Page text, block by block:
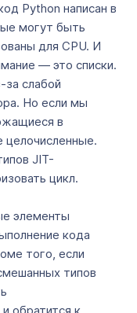
Python написан в
могут быть
для CPU. И
— это списки.
слабой
Но если мы
в
целочисленные.
JIT-
цикл.
элементы
кода
того, если
типов